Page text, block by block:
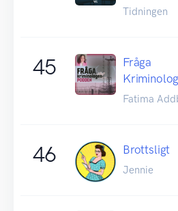
Tidningen
45
Fråga
Fatima
46 Brottsligt
Jennie